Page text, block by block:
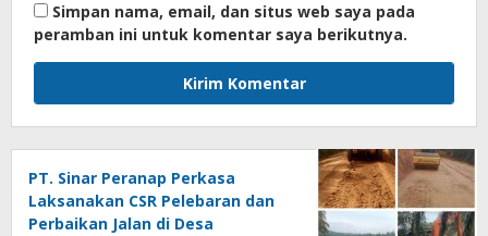
Simpan nama, email, dan situs web saya pada
peramban ini untuk komentar saya berikutnya.
PT. Sinar Peranap Perkasa
Laksanakan CSR Pelebaran dan
Perbaikan Jalan di Desa